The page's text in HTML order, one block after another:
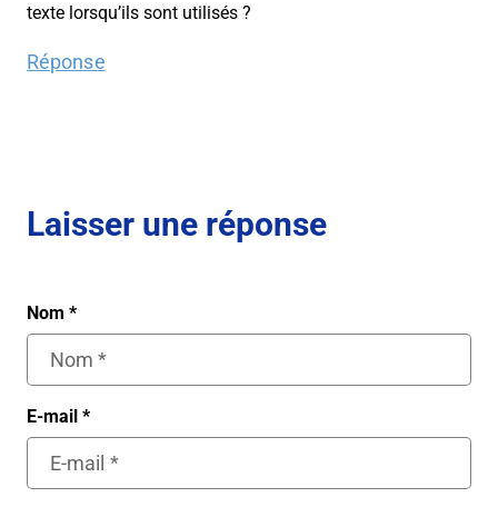
texte lorsqu’ils sont utilisés ?
Réponse
Laisser une réponse
Nom *
E-mail *